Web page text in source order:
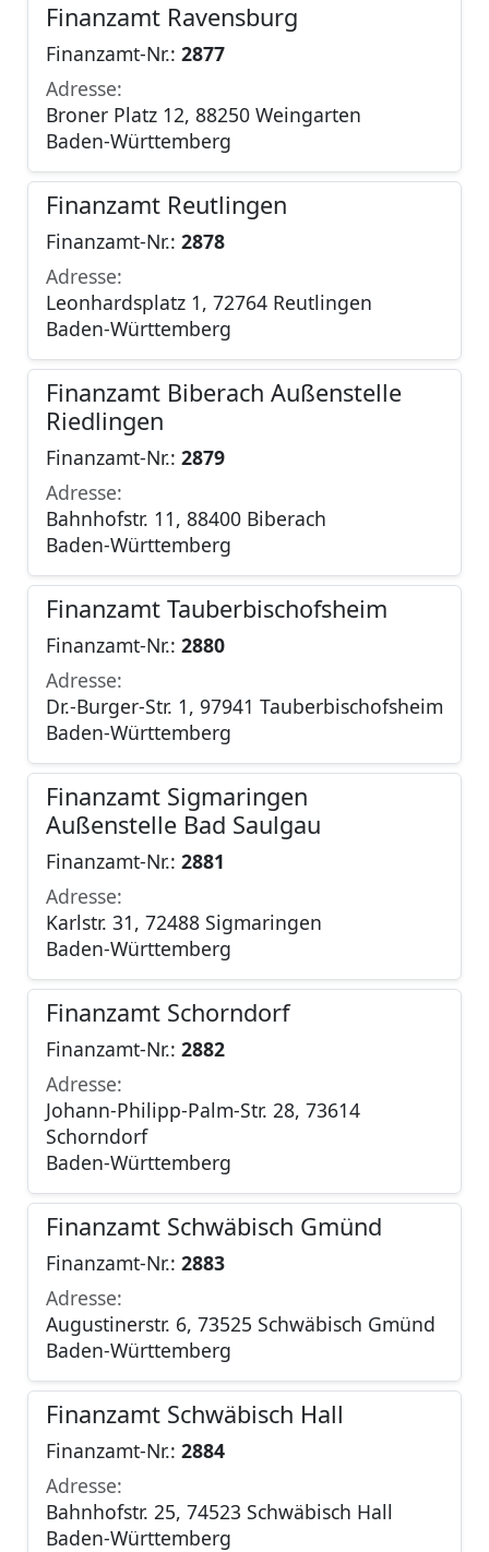
Finanzamt Ravensburg
Finanzamt-Nr.: 2877
Adresse:
Broner Platz 12, 88250 Weingarten
Baden-Württemberg
Finanzamt Reutlingen
Finanzamt-Nr.: 2878
Adresse:
Leonhardsplatz 1, 72764 Reutlingen
Baden-Württemberg
Finanzamt Biberach Außenstelle
Riedlingen
Finanzamt-Nr.: 2879
Adresse:
Bahnhofstr. 11, 88400 Biberach
Baden-Württemberg
Finanzamt Tauberbischofsheim
Finanzamt-Nr.: 2880
Adresse:
Dr.-Burger-Str. 1, 97941 Tauberbischofsheim
Baden-Württemberg
Finanzamt Sigmaringen
Außenstelle Bad Saulgau
Finanzamt-Nr.: 2881
Adresse:
Karlstr. 31, 72488 Sigmaringen
Baden-Württemberg
Finanzamt Schorndorf
Finanzamt-Nr.: 2882
Adresse:
Johann-Philipp-Palm-Str. 28, 73614
Schorndorf
Baden-Württemberg
Finanzamt Schwäbisch Gmünd
Finanzamt-Nr.: 2883
Adresse:
Augustinerstr. 6, 73525 Schwäbisch Gmünd
Baden-Württemberg
Finanzamt Schwäbisch Hall
Finanzamt-Nr.: 2884
Adresse:
Bahnhofstr. 25, 74523 Schwäbisch Hall
Baden-Württemberg